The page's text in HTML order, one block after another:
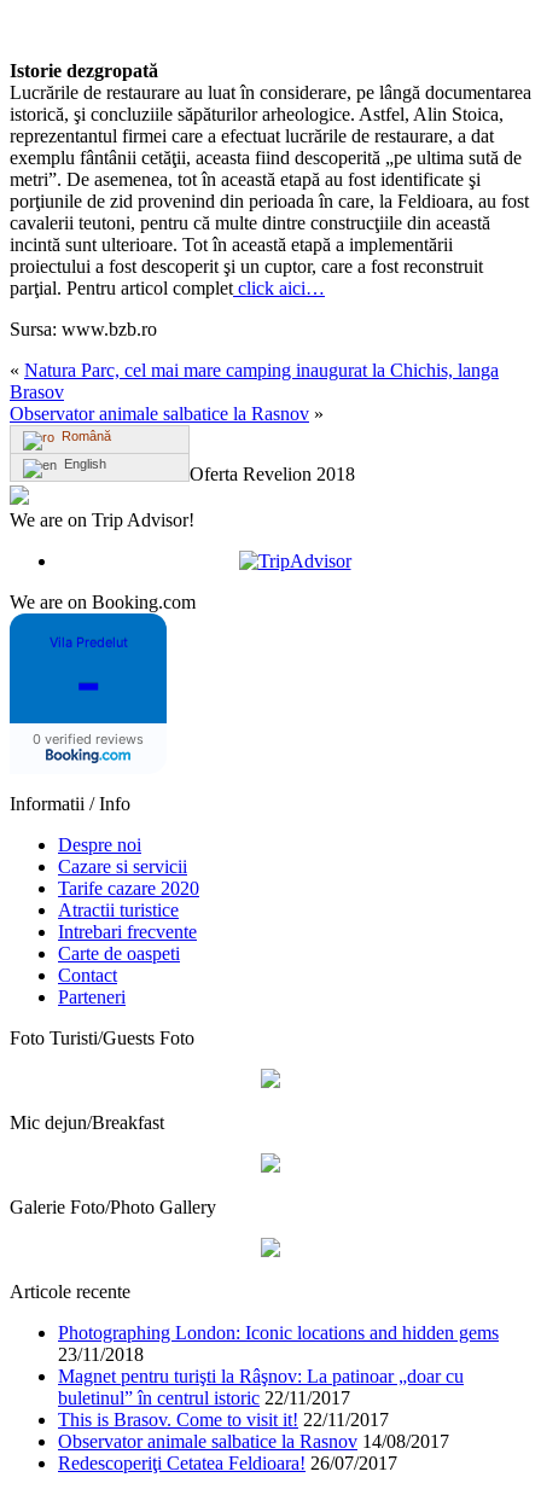
Istorie dezgropată
Lucrările de restaurare au luat în considerare, pe lângă documentarea
istorică, şi concluziile săpăturilor arheologice. Astfel, Alin Stoica,
reprezentantul firmei care a efectuat lucrările de restaurare, a dat
exemplu fântânii cetăţii, aceasta fiind descoperită „pe ultima sută de
metri”. De asemenea, tot în această etapă au fost identificate şi
porţiunile de zid provenind din perioada în care, la Feldioara, au fost
cavalerii teutoni, pentru că multe dintre construcţiile din această
incintă sunt ulterioare. Tot în această etapă a implementării
proiectului a fost descoperit şi un cuptor, care a fost reconstruit
parţial. Pentru articol complet click aici…
Sursa: www.bzb.ro
« Natura Parc, cel mai mare camping inaugurat la Chichis, langa
Brasov
Observator animale salbatice la Rasnov »
Română
English
Oferta Revelion 2018
We are on Trip Advisor!
We are on Booking.com
Vila Predelut
-
0 verified reviews
Informatii / Info
Despre noi
Cazare si servicii
Tarife cazare 2020
Atractii turistice
Intrebari frecvente
Carte de oaspeti
Contact
Parteneri
Foto Turisti/Guests Foto
Mic dejun/Breakfast
Galerie Foto/Photo Gallery
Articole recente
Photographing London: Iconic locations and hidden gems
23/11/2018
Magnet pentru turişti la Râşnov: La patinoar „doar cu
buletinul” în centrul istoric 22/11/2017
This is Brasov. Come to visit it! 22/11/2017
Observator animale salbatice la Rasnov 14/08/2017
Redescoperiţi Cetatea Feldioara! 26/07/2017